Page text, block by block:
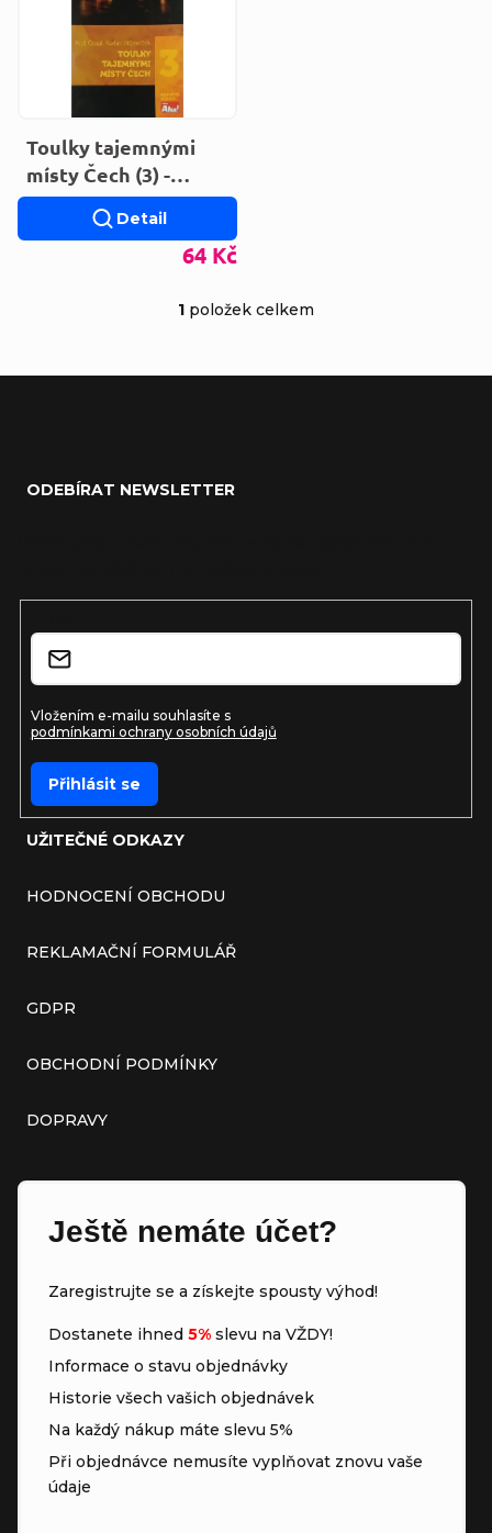
Toulky tajemnými
místy Čech (3) -
Největší záhady
64 Kč
Detail
1 položek celkem
UŽITEČNÉ ODKAZY
HODNOCENÍ OBCHODU
REKLAMAČNÍ FORMULÁŘ
GDPR
OBCHODNÍ PODMÍNKY
DOPRAVY
Ještě nemáte účet?
Zaregistrujte se a získejte spousty výhod!
Dostanete ihned 5% slevu na VŽDY!
Informace o stavu objednávky
Historie všech vašich objednávek
Na každý nákup máte slevu 5%
Při objednávce nemusíte vyplňovat znovu vaše
údaje
ODEBÍRAT NEWSLETTER
Vložením e-mailu souhlasíte s
podmínkami ochrany osobních údajů
Přihlásit se